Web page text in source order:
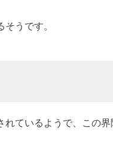
うです。
ているようで、この界